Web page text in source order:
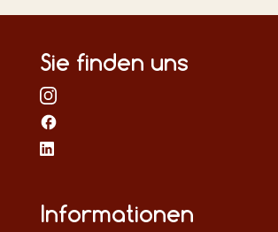
Sie finden uns
Informationen